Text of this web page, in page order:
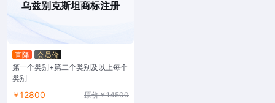
乌兹别克斯坦商标注册
直降
会员价
第一个类别+第二个类别及以上每个
类别
￥ 12800 原价￥14500